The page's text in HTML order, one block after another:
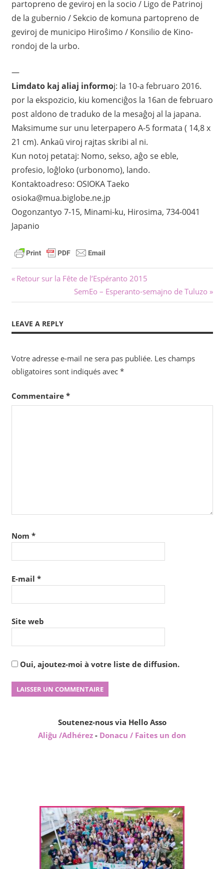
partopreno de geviroj en la socio / Ligo de Patrinoj
de la gubernio / Sekcio de komuna partopreno de
geviroj de municipo Hiroŝimo / Konsilio de Kino-
rondoj de la urbo.
—
Limdato kaj aliaj informoj: la 10-a februaro 2016.
por la ekspozicio, kiu komenciĝos la 16an de februaro
post aldono de traduko de la mesaĝoj al la japana.
Maksimume sur unu leterpapero A-5 formata ( 14,8 x
21 cm). Ankaŭ viroj rajtas skribi al ni.
Kun notoj petataj: Nomo, sekso, aĝo se eble,
profesio, loĝloko (urbonomo), lando.
Kontaktoadreso: OSIOKA Taeko
osioka@mua.biglobe.ne.jp
Oogonzantyo 7-15, Minami-ku, Hirosima, 734-0041
Japanio
Navigation
de
l’article
Previous
Retour sur la Fête de l’Espéranto 2015
Next
Post:
SemEo – Esperanto-semajno de Tuluzo
LEAVE A REPLY
Votre adresse e-mail ne sera pas publiée. Les champs
obligatoires sont indiqués avec *
Commentaire *
Nom *
E-mail *
Site web
Oui, ajoutez-moi à votre liste de diffusion.
Soutenez-nous via Hello Asso
Aliĝu /Adhérez - Donacu / Faites un don